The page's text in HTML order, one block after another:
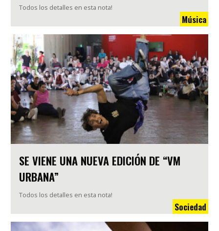
Todos los detalles en esta nota!
Música
SE VIENE UNA NUEVA EDICIÓN DE “VM
URBANA”
Todos los detalles en esta nota!
Sociedad